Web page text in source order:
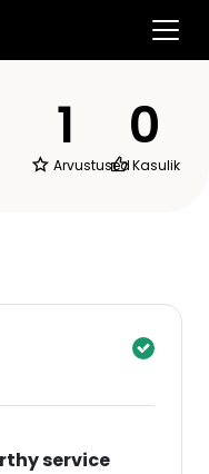
1
Arvustused
0
Kasulik
service